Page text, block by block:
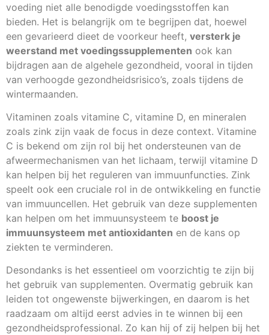
voeding niet alle benodigde voedingsstoffen kan
bieden. Het is belangrijk om te begrijpen dat, hoewel
een gevarieerd dieet de voorkeur heeft, versterk je
weerstand met voedingssupplementen ook kan
bijdragen aan de algehele gezondheid, vooral in tijden
van verhoogde gezondheidsrisico’s, zoals tijdens de
wintermaanden.
Vitaminen zoals vitamine C, vitamine D, en mineralen
zoals zink zijn vaak de focus in deze context. Vitamine
C is bekend om zijn rol bij het ondersteunen van de
afweermechanismen van het lichaam, terwijl vitamine D
kan helpen bij het reguleren van immuunfuncties. Zink
speelt ook een cruciale rol in de ontwikkeling en functie
van immuuncellen. Het gebruik van deze supplementen
kan helpen om het immuunsysteem te boost je
immuunsysteem met antioxidanten en de kans op
ziekten te verminderen.
Desondanks is het essentieel om voorzichtig te zijn bij
het gebruik van supplementen. Overmatig gebruik kan
leiden tot ongewenste bijwerkingen, en daarom is het
raadzaam om altijd eerst advies in te winnen bij een
gezondheidsprofessional. Zo kan hij of zij helpen bij het